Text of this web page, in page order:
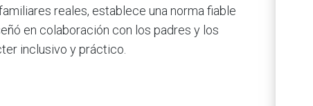
reales, establece una norma fiable
en colaboración con los padres y los
inclusivo y práctico.